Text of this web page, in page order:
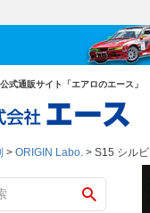
式通販サイト「エアロのエース」
ORIGIN Labo. S15 シル